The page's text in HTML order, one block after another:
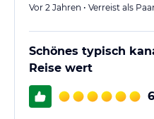
Vor 2 Jahren • Verreist als
Schönes typisch
Reise wert
6